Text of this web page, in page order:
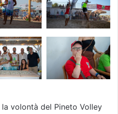
la volontà del Pineto Volley